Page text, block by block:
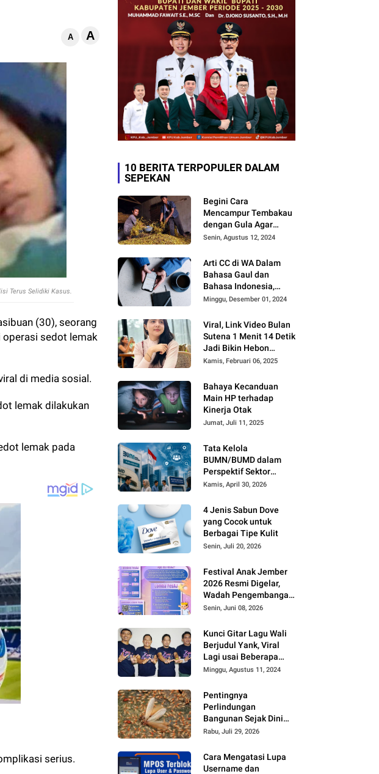
A A
Terus Selidiki Kasus.
(30), seorang
operasi sedot lemak
di media sosial.
lemak dilakukan
lemak pada
serius.
10 BERITA TERPOPULER DALAM
SEPEKAN
Begini Cara
Mencampur Tembakau
dengan Gula Agar
Timbul Aroma dan
Senin, Agustus 12, 2024
Arti CC di WA Dalam
Bahasa Gaul dan
Bahasa Indonesia,
Sering Dipakai tapi
Minggu, Desember 01, 2024
Viral, Link Video Bulan
Sutena 1 Menit 14 Detik
Jadi Bikin Hebon
Netizen, Banyak yang
Kamis, Februari 06, 2025
Bahaya Kecanduan
Main HP terhadap
Kinerja Otak
Jumat, Juli 11, 2025
Tata Kelola
BUMN/BUMD dalam
Perspektif Sektor
Publik
Kamis, April 30, 2026
4 Jenis Sabun Dove
yang Cocok untuk
Berbagai Tipe Kulit
Senin, Juli 20, 2026
Festival Anak Jember
2026 Resmi Digelar,
Wadah Pengembangan
Bakat dan Kreativitas
Senin, Juni 08, 2026
Kunci Gitar Lagu Wali
Berjudul Yank, Viral
Lagi usai Beberapa
Kreator di TikTok dan
Lagu Tersebut
Minggu, Agustus 11, 2024
Pentingnya
Perlindungan
Bangunan Sejak Dini
agar Bebas Kerusakan
Rabu, Juli 29, 2026
Cara Mengatasi Lupa
Username dan